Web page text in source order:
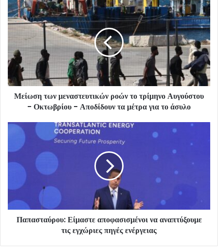
Μείωση των μεναστευτικών ροών το τρίμηνο Αυγούστου
- Οκτωβρίου - Αποδίδουν τα μέτρα για το άσυλο
Παπασταύρου: Είμαστε αποφασισμένοι να αναπτύξουμε
τις εγχώριες πηγές ενέργειας